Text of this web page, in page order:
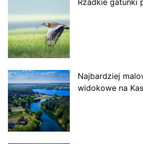
Najbardziej
widokowe na